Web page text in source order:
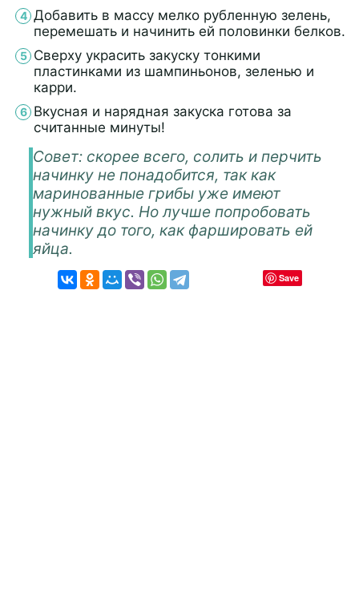
Добавить в массу мелко рубленную зелень,
перемешать и начинить ей половинки белков.
Сверху украсить закуску тонкими
пластинками из шампиньонов, зеленью и
карри.
Вкусная и нарядная закуска готова за
считанные минуты!
Совет: скорее всего, солить и перчить
начинку не понадобится, так как
маринованные грибы уже имеют
нужный вкус. Но лучше попробовать
начинку до того, как фаршировать ей
яйца.
Save